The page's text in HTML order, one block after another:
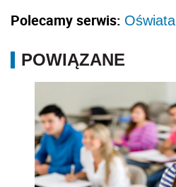
Polecamy serwis: Oświata
POWIĄZANE